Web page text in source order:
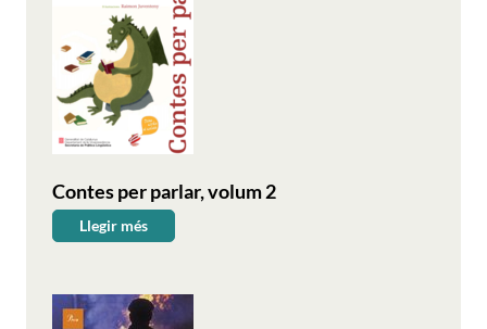
Contes per parlar, volum 2
Llegir més
volum